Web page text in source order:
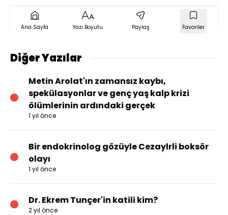
Ana Sayfa Yazı Boyutu Paylaş Favoriler
Diğer Yazılar
Metin Arolat'ın zamansız kaybı,
spekülasyonlar ve genç yaş kalp krizi
ölümlerinin ardındaki gerçek
1 yıl önce
Bir endokrinolog gözüyle Cezaylrli boksör
olayı
1 yıl önce
Dr. Ekrem Tunçer'in katili kim?
2 yıl önce